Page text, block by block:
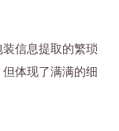
信息提取的繁琐
体现了满满的细